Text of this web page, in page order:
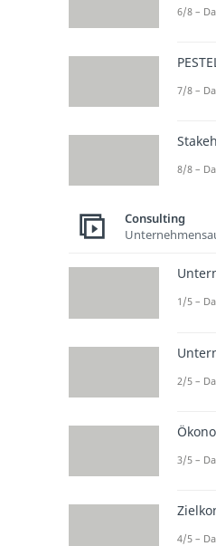
6/8 –
7/8 –
8/8 –
Consulting
1/5 –
2/5 –
3/5 –
4/5 –